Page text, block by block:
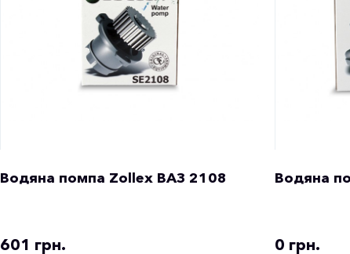
Водяна помпа Zollex ВАЗ 2108
601 грн.
Водяна
0 грн.